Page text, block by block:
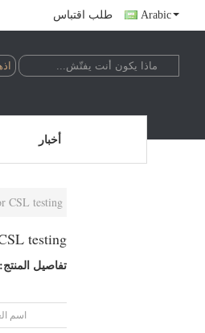
طلب اقتباس Arabic
أخبار
CSL testing
testing
تفاصيل المنتج:
اسم